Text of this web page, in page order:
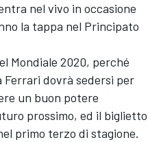
nel vivo in occasione
la tappa nel Principato
Mondiale 2020, perché
dovrà sedersi per
un buon potere
prossimo, ed il biglietto
primo terzo di stagione.